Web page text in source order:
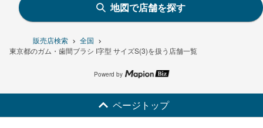
販売店検索
全国
東京都のガム・歯間ブラシ I字型 サイズS(3)を扱う店舗一覧
地図で店舗を探す
Powerd by
ページトップ